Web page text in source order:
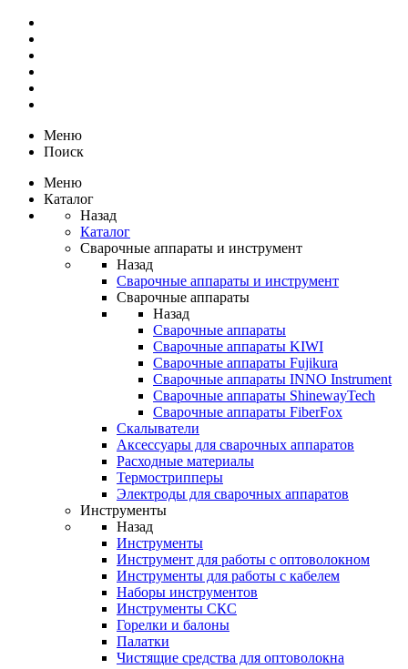
Меню
Поиск
Меню
Каталог
Назад
Каталог
Сварочные аппараты и инструмент
Назад
Сварочные аппараты и инструмент
Сварочные аппараты
Назад
Сварочные аппараты
Сварочные аппараты KIWI
Сварочные аппараты Fujikura
Сварочные аппараты INNO Instrument
Сварочные аппараты ShinewayTech
Cварочные аппараты FiberFox
Скалыватели
Аксессуары для сварочных аппаратов
Расходные материалы
Термострипперы
Электроды для сварочных аппаратов
Инструменты
Назад
Инструменты
Инструмент для работы с оптоволокном
Инструменты для работы с кабелем
Наборы инструментов
Инструменты СКС
Горелки и балоны
Палатки
Чистящие средства для оптоволокна